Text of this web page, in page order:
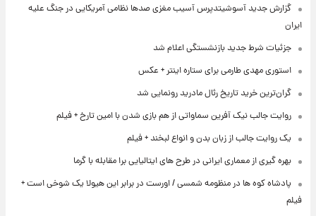
گزارش جدید آسوشیتدپرس آسیب مغزی صدها نظامی آمریکایی در جنگ علیه
ایران
جزئیات شرط جدید بازنشستگی اعلام شد
استوری مهدی طارمی برای ستاره اینتر + عکس
گران‌ترین خرید تاریخ رئال مادرید رونمایی شد
روایت جالب نیک آفرین سماواتی از هم بازی شدن با امین تارخ + فیلم
یک روایت جالب از زبان بدن و انواع لبخند + فیلم
بهره گیری از معماری ایرانی در طرح های ایتالیایی برا مقابله با گرما
پادشاه کوه ها در منظومه شمسی / اورست در برابر این هیولا یک شوخی است +
فیلم